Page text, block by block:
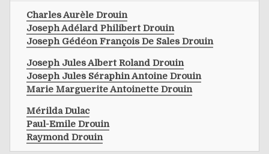
Charles Aurèle Drouin
Joseph Adélard Philibert Drouin
Joseph Gédéon François De Sales Drouin
Joseph Jules Albert Roland Drouin
Joseph Jules Séraphin Antoine Drouin
Marie Marguerite Antoinette Drouin
Mérilda Dulac
Paul-Emile Drouin
Raymond Drouin